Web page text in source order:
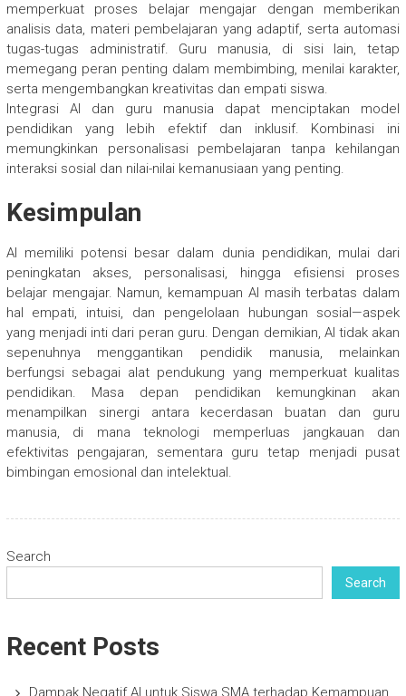
memperkuat proses belajar mengajar dengan memberikan
analisis data, materi pembelajaran yang adaptif, serta automasi
tugas-tugas administratif. Guru manusia, di sisi lain, tetap
memegang peran penting dalam membimbing, menilai karakter,
serta mengembangkan kreativitas dan empati siswa.
Integrasi AI dan guru manusia dapat menciptakan model
pendidikan yang lebih efektif dan inklusif. Kombinasi ini
memungkinkan personalisasi pembelajaran tanpa kehilangan
interaksi sosial dan nilai-nilai kemanusiaan yang penting.
Kesimpulan
AI memiliki potensi besar dalam dunia pendidikan, mulai dari
peningkatan akses, personalisasi, hingga efisiensi proses
belajar mengajar. Namun, kemampuan AI masih terbatas dalam
hal empati, intuisi, dan pengelolaan hubungan sosial—aspek
yang menjadi inti dari peran guru. Dengan demikian, AI tidak akan
sepenuhnya menggantikan pendidik manusia, melainkan
berfungsi sebagai alat pendukung yang memperkuat kualitas
pendidikan. Masa depan pendidikan kemungkinan akan
menampilkan sinergi antara kecerdasan buatan dan guru
manusia, di mana teknologi memperluas jangkauan dan
efektivitas pengajaran, sementara guru tetap menjadi pusat
bimbingan emosional dan intelektual.
Search
Search
Recent Posts